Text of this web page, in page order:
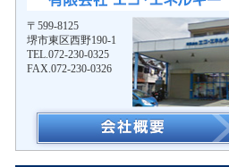
〒599-8125
堺市東区西野190-1
TEL.072-230-0325
FAX.072-230-0326